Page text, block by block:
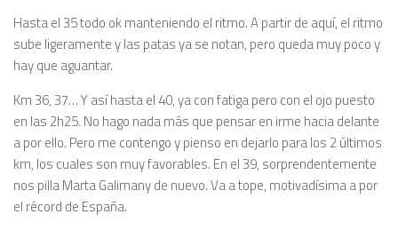
Hasta el 35 todo ok manteniendo el ritmo. A partir de aquí, el ritmo
sube ligeramente y las patas ya se notan, pero queda muy poco y
hay que aguantar.
Km 36, 37… Y así hasta el 40, ya con fatiga pero con el ojo puesto
en las 2h25. No hago nada más que pensar en irme hacia delante
a por ello. Pero me contengo y pienso en dejarlo para los 2 últimos
km, los cuales son muy favorables. En el 39, sorprendentemente
nos pilla Marta Galimany de nuevo. Va a tope, motivadísima a por
el récord de España.